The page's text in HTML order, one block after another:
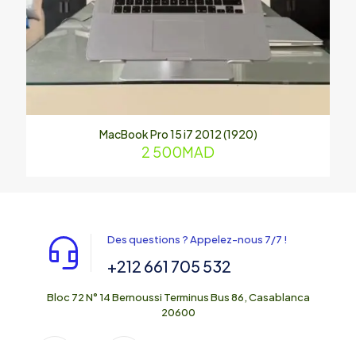
MacBook Pro 15 i7 2012 (1920)
2 500MAD
Des questions ? Appelez-nous 7/7 !
+212 661 705 532
Bloc 72 N° 14 Bernoussi Terminus Bus 86, Casablanca
20600